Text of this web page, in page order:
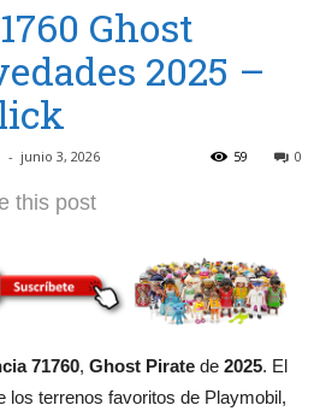
Ghost
2025 –
- junio 3, 2026 0
59
this post
71760, Ghost Pirate de 2025. El
los terrenos favoritos de Playmobil,